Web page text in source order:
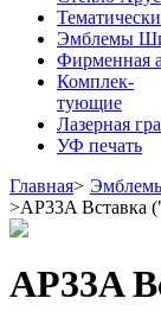
Эмблемы
Фирменная
Комплек-
тующие
Лазерная
УФ печать
Главная>
>AP33A Вставка
AP33A